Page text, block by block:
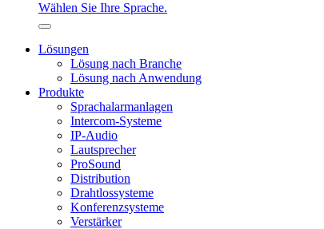
Wählen Sie Ihre Sprache.
Lösungen
Lösung nach Branche
Lösung nach Anwendung
Produkte
Sprachalarmanlagen
Intercom-Systeme
IP-Audio
Lautsprecher
ProSound
Distribution
Drahtlossysteme
Konferenzsysteme
Verstärker